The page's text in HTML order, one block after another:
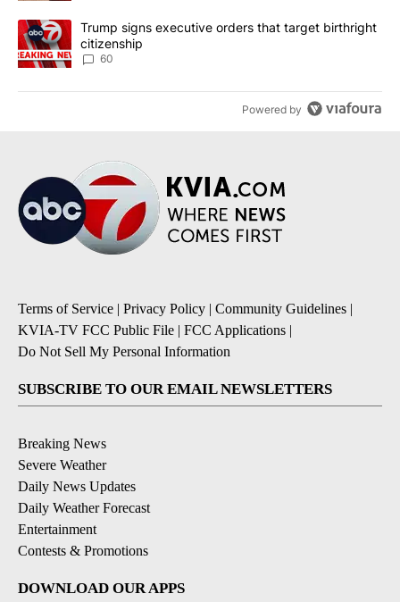
A trending article titled "Trump signs executive orders that
Trump signs executive orders that target birthright
citizenship
60
Powered by
Terms of Service | Privacy Policy | Community Guidelines |
KVIA-TV FCC Public File | FCC Applications |
Do Not Sell My Personal Information
SUBSCRIBE TO OUR EMAIL NEWSLETTERS
Breaking News
Severe Weather
Daily News Updates
Daily Weather Forecast
Entertainment
Contests & Promotions
DOWNLOAD OUR APPS